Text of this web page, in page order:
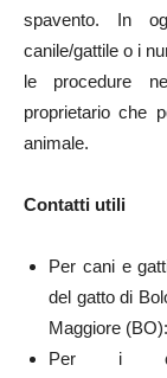
spavento. In
canile/gattile o i
le procedure
proprietario che
animale.
Contatti utili
Per cani e
del gatto di
Maggiore
Per i